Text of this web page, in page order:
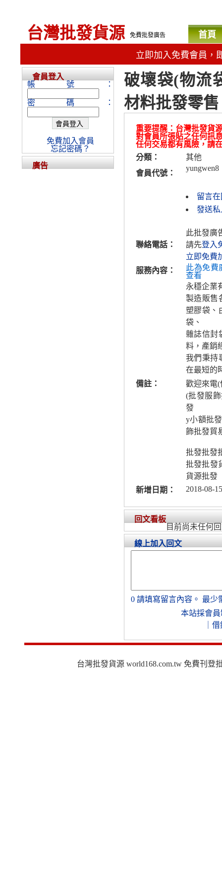
台灣批發貨源 免費批發廣告 首頁
立即加入免費會員，
破壞袋(物流
材料批發零售
重要提醒：台灣批發貨
對會員所張貼之任何訊
任何交易都有風險，請
分類：
其他
會員代號：
yungwen8
留言
發送私
聯絡電話：
此批發廣
請先登入
立即免費
服務內容：
此為免費
查看
永穩企業
製造販售
塑膠袋、
袋、
雜誌信封
料，產銷
我們秉持
在最短的
備註：
歡迎來電
(批發服
發
y小額批
飾批發貿
批發批發
批發批發
貨源批發
新增日期：
2018-08-
回文看板
目前尚未任何
線上加入回文
0 請填寫留言內容。 最少
本站採會員
借
會員登入
帳號：
密碼：
免費加入會員
忘記密碼？
廣告
台灣批發貨源 world168.com.tw 免費刊登